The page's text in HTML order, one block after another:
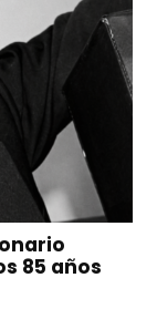
85 años